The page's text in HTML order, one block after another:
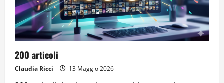
200 articoli
Claudia Ricci 13 Maggio 2026